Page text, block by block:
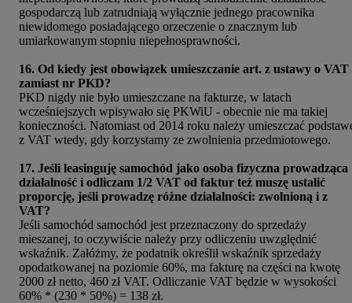
gospodarczą lub zatrudniają wyłącznie jednego pracownika
niewidomego posiadającego orzeczenie o znacznym lub
umiarkowanym stopniu niepełnosprawności.
16. Od kiedy jest obowiązek umieszczanie art. z ustawy o VAT
zamiast nr PKD?
PKD nigdy nie było umieszczane na fakturze, w latach
wcześniejszych wpisywało się PKWiU - obecnie nie ma takiej
konieczności. Natomiast od 2014 roku należy umieszczać
z VAT wtedy, gdy korzystamy ze zwolnienia przedmiotowego.
17. Jeśli leasinguję samochód jako osoba fizyczna prowadząca
działalność i odliczam 1/2 VAT od faktur też muszę ustalić
proporcję, jeśli prowadzę różne działalności: zwolnioną i z
VAT?
Jeśli samochód samochód jest przeznaczony do sprzedaży
mieszanej, to oczywiście należy przy odliczeniu uwzględnić
wskaźnik. Załóżmy, że podatnik określił wskaźnik sprzedaży
opodatkowanej na poziomie 60%, ma fakturę na części na kwotę
2000 zł netto, 460 zł VAT. Odliczanie VAT będzie w wysokości
60% * (230 * 50%) = 138 zł.